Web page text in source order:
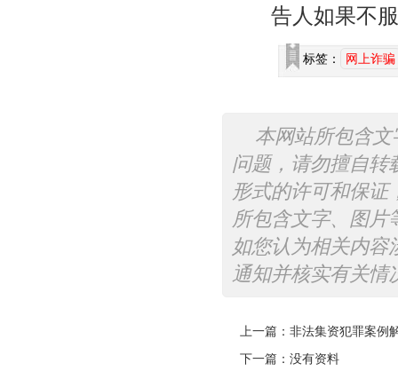
告人如果不
标签： 网上诈骗
本网站所包含
问题，请勿擅自转
形式的许可和保证
所包含文字、图片
如您认为相关内容
通知并核实有关情
上一篇： 非法集资犯罪案例
下一篇：没有资料